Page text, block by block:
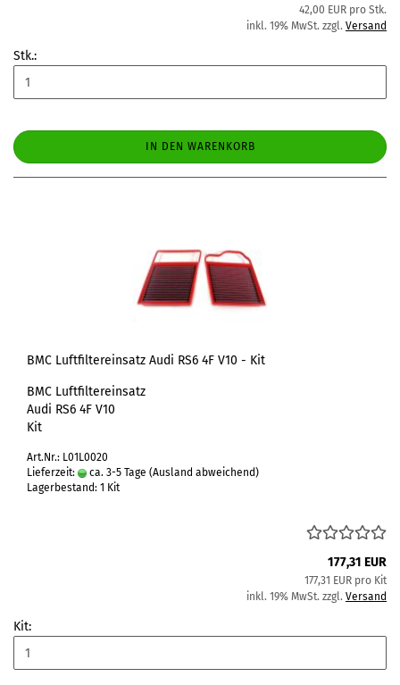
42,00 EUR pro Stk.
inkl. 19% MwSt. zzgl. Versand
Stk.:
IN DEN WARENKORB
BMC Luftfiltereinsatz Audi RS6 4F V10 - Kit
BMC Luftfiltereinsatz
Audi RS6 4F V10
Kit
Art.Nr.: L01L0020
Lieferzeit:
ca. 3-5 Tage (Ausland abweichend)
Lagerbestand: 1 Kit
177,31 EUR
177,31 EUR pro Kit
inkl. 19% MwSt. zzgl. Versand
Kit: